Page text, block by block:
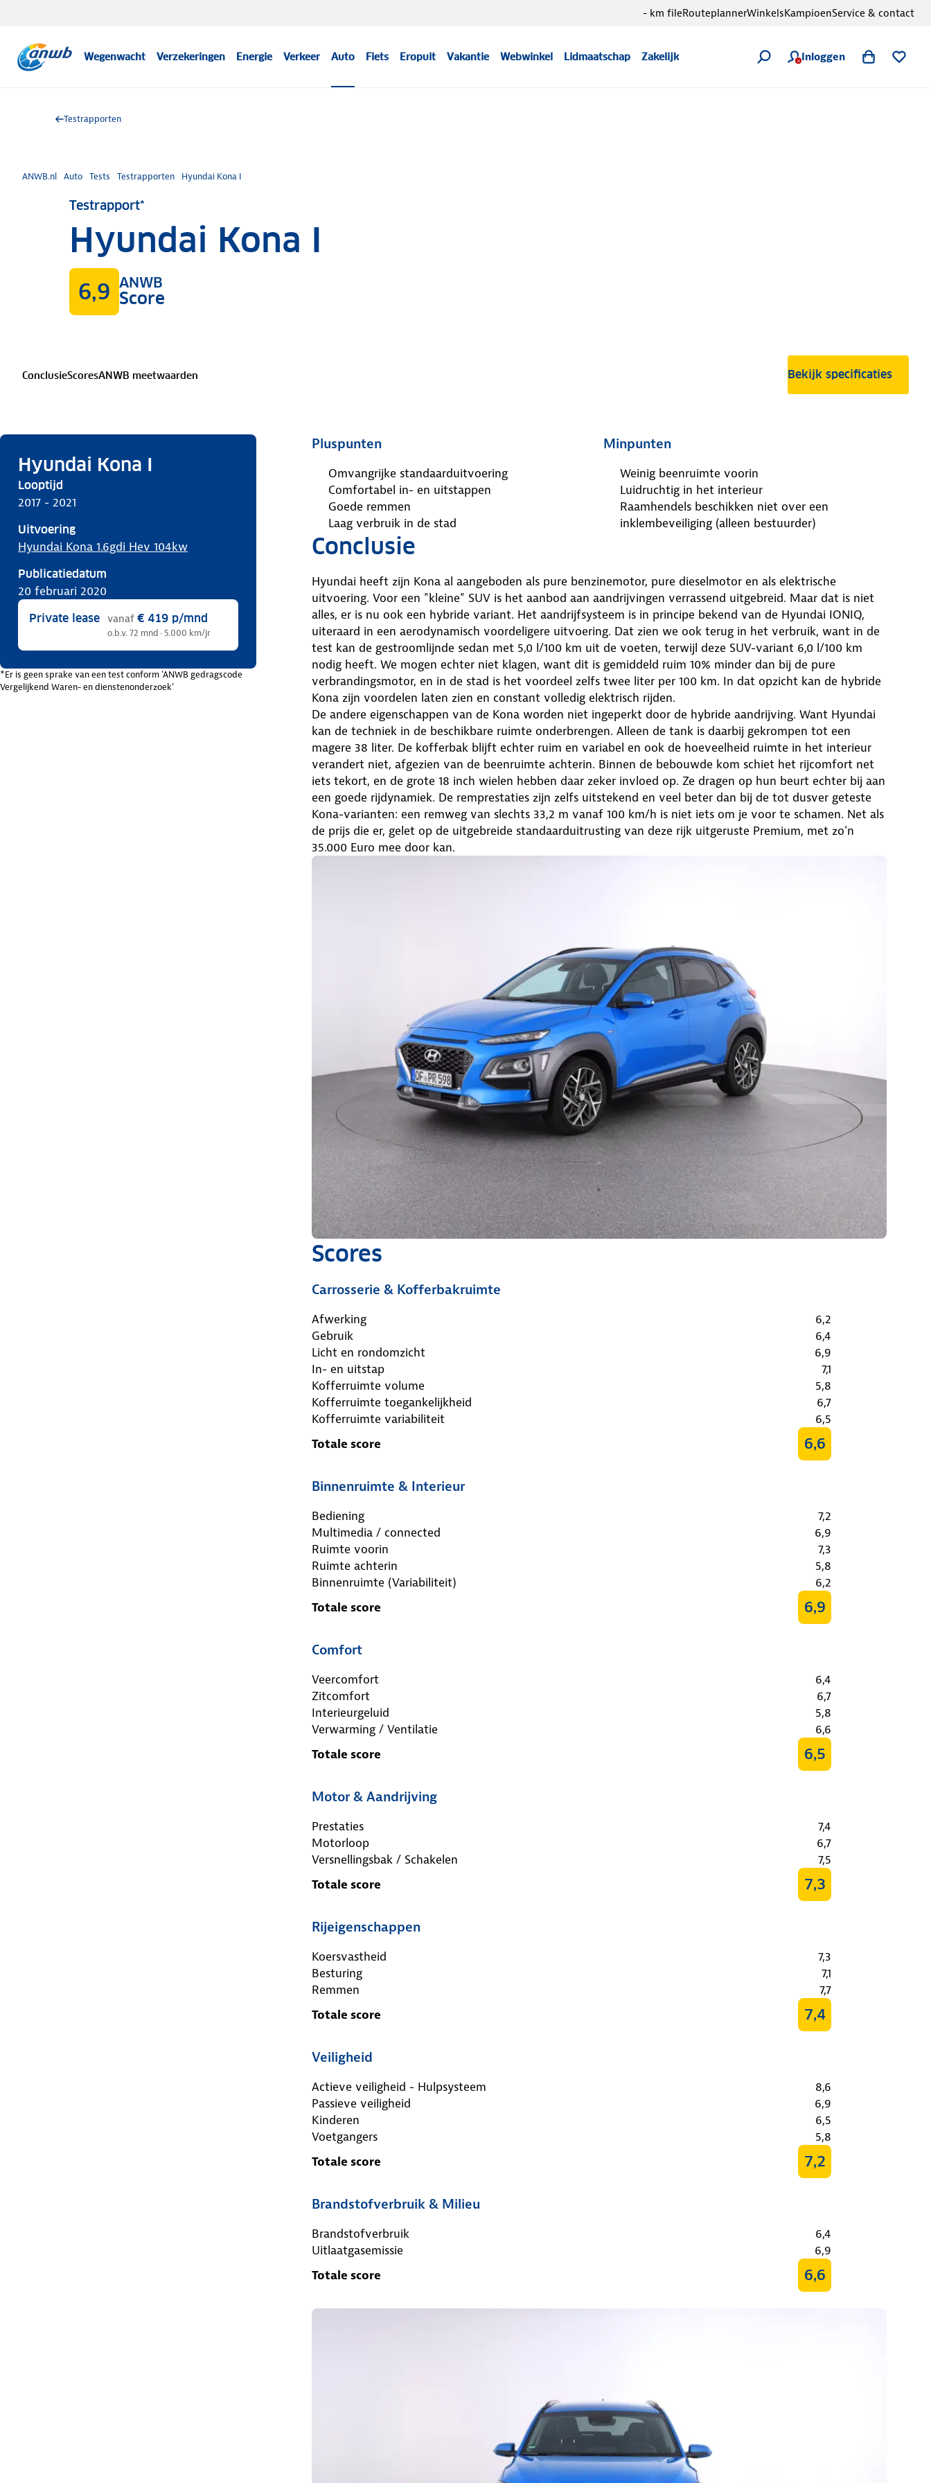
Wegenwacht Verzekeringen Energie Verkeer Auto Fiets Eropuit Vakantie Webwinkel Lidmaatschap Zakelijk Inloggen
- km fileRouteplannerWinkelsKampioenService & contact
Testrapporten
ANWB.nl Auto Tests Testrapporten Hyundai Kona I
Testrapport*
Hyundai Kona I
6,9 ANWB
Score
ConclusieScoresANWB meetwaarden Bekijk specificaties
Hyundai Kona I
Looptijd
2017 - 2021
Uitvoering
Hyundai Kona 1.6gdi Hev 104kw
Publicatiedatum
20 februari 2020
Private lease vanaf € 419 p/mnd
o.b.v. 72 mnd · 5.000 km/jr
*Er is geen sprake van een test conform 'ANWB gedragscode
Vergelijkend Waren- en dienstenonderzoek'
Pluspunten
Omvangrijke standaarduitvoering
Comfortabel in- en uitstappen
Goede remmen
Laag verbruik in de stad
Minpunten
Weinig beenruimte voorin
Luidruchtig in het interieur
Raamhendels beschikken niet over een
inklembeveiliging (alleen bestuurder)
Conclusie
Hyundai heeft zijn Kona al aangeboden als pure benzinemotor, pure dieselmotor en als elektrische
uitvoering. Voor een "kleine" SUV is het aanbod aan aandrijvingen verrassend uitgebreid. Maar dat is niet
alles, er is nu ook een hybride variant. Het aandrijfsysteem is in principe bekend van de Hyundai IONIQ,
uiteraard in een aerodynamisch voordeligere uitvoering. Dat zien we ook terug in het verbruik, want in de
test kan de gestroomlijnde sedan met 5,0 l/100 km uit de voeten, terwijl deze SUV-variant 6,0 l/100 km
nodig heeft. We mogen echter niet klagen, want dit is gemiddeld ruim 10% minder dan bij de pure
verbrandingsmotor, en in de stad is het voordeel zelfs twee liter per 100 km. In dat opzicht kan de hybride
Kona zijn voordelen laten zien en constant volledig elektrisch rijden.
De andere eigenschappen van de Kona worden niet ingeperkt door de hybride aandrijving. Want Hyundai
kan de techniek in de beschikbare ruimte onderbrengen. Alleen de tank is daarbij gekrompen tot een
magere 38 liter. De kofferbak blijft echter ruim en variabel en ook de hoeveelheid ruimte in het interieur
verandert niet, afgezien van de beenruimte achterin. Binnen de bebouwde kom schiet het rijcomfort net
iets tekort, en de grote 18 inch wielen hebben daar zeker invloed op. Ze dragen op hun beurt echter bij aan
een goede rijdynamiek. De remprestaties zijn zelfs uitstekend en veel beter dan bij de tot dusver geteste
Kona-varianten: een remweg van slechts 33,2 m vanaf 100 km/h is niet iets om je voor te schamen. Net als
de prijs die er, gelet op de uitgebreide standaarduitrusting van deze rijk uitgeruste Premium, met zo'n
35.000 Euro mee door kan.
Scores
Carrosserie & Kofferbakruimte
Afwerking
6,2
Gebruik
6,4
Licht en rondomzicht
6,9
In- en uitstap
7,1
Kofferruimte volume
5,8
Kofferruimte toegankelijkheid
6,7
Kofferruimte variabiliteit
6,5
Totale score
6,6
Binnenruimte & Interieur
Bediening
7,2
Multimedia / connected
6,9
Ruimte voorin
7,3
Ruimte achterin
5,8
Binnenruimte (Variabiliteit)
6,2
Totale score
6,9
Comfort
Veercomfort
6,4
Zitcomfort
6,7
Interieurgeluid
5,8
Verwarming / Ventilatie
6,6
Totale score
6,5
Motor & Aandrijving
Prestaties
7,4
Motorloop
6,7
Versnellingsbak / Schakelen
7,5
Totale score
7,3
Rijeigenschappen
Koersvastheid
7,3
Besturing
7,1
Remmen
7,7
Totale score
7,4
Veiligheid
Actieve veiligheid - Hulpsysteem
8,6
Passieve veiligheid
6,9
Kinderen
6,5
Voetgangers
5,8
Totale score
7,2
Brandstofverbruik & Milieu
Brandstofverbruik
6,4
Uitlaatgasemissie
6,9
Totale score
6,6